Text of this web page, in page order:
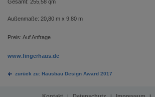
Gesamt: 255,58 qm
Außenmaße: 20,80 m x 9,80 m
Preis: Auf Anfrage
www.fingerhaus.de
zurück zu: Hausbau Design Award 2017